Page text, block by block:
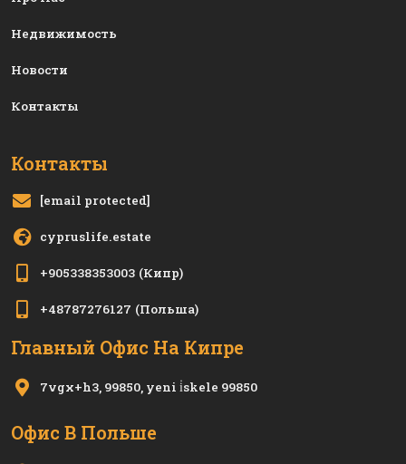
Недвижимость
Новости
Контакты
Контакты
[email protected]
cypruslife.estate
+905338353003 (Кипр)
+48787276127 (Польша)
Главный Офис На Кипре
7vgx+h3, 99850, yeni i̇skele 99850
Офис В Польше